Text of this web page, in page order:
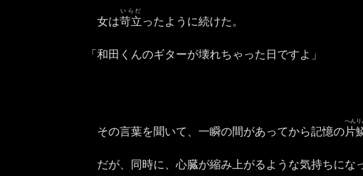
女は苛立
いらだ
ったように続けた。
「和田くんのギターが壊れちゃった日ですよ」
その言葉を聞いて、一瞬の間があってから記憶の片
へんり
だが、同時に、心臓が縮み上がるような気持ちにな